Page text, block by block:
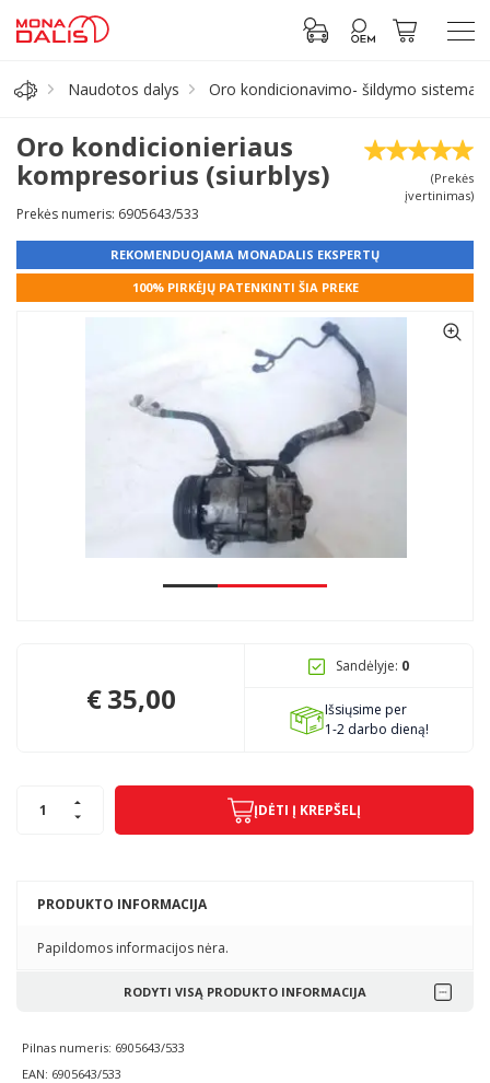
Alyva, tepalai
Antifrizas
Akumuliatorius
Prisijungti prie paskyros
Pagojo k., Uosių g. 124, Kelmės raj.
Naudotos dalys Oro kondicionavimo- šildymo sistema/
Oro kondicionieriaus
kompresorius (siurblys)
(Prekės
įvertinimas)
Prekės numeris: 6905643/533
REKOMENDUOJAMA MONADALIS EKSPERTŲ
100% PIRKĖJŲ PATENKINTI ŠIA PREKE
PRODUKTO INFORMACIJA
Papildomos informacijos nėra.
RODYTI VISĄ PRODUKTO INFORMACIJA
Pilnas numeris: 6905643/533
EAN: 6905643/533
€35,00
Sandėlyje: 0
Išsiųsime per
1-2 darbo dieną!
ĮDĖTI Į KREPŠELĮ